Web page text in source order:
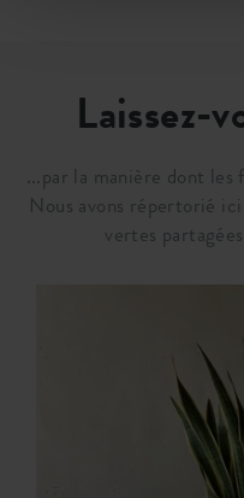
Laissez-
...par la manière dont
Nous avons répertorié
vertes